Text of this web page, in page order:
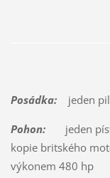
Posádka:jeden
Pohon:jeden
kopie britského
výkonem 480 hp